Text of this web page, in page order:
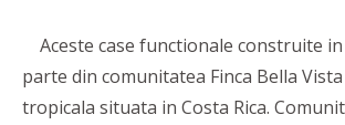
Aceste case functionale construite in
parte din comunitatea Finca Bella
tropicala situata in Costa Rica.